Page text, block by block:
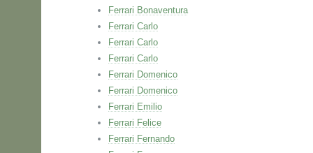
Ferrari Bonaventura
Ferrari Carlo
Ferrari Carlo
Ferrari Carlo
Ferrari Domenico
Ferrari Domenico
Ferrari Emilio
Ferrari Felice
Ferrari Fernando